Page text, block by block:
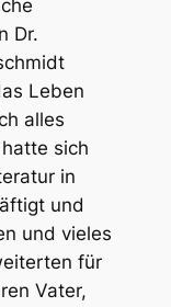
Dr.
Leben
alles
sich
in
und
und vieles
für
Vater,